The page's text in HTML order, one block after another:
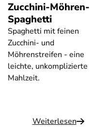
Zucchini-Möhren-
Spaghetti
Spaghetti mit feinen
Zucchini- und
Möhrenstreifen - eine
leichte, unkomplizierte
Mahlzeit.
Weiterlesen